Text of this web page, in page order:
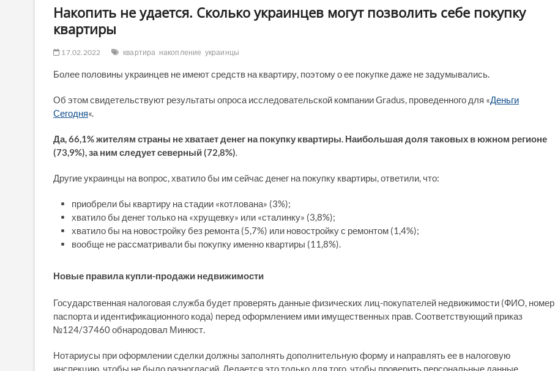
Накопить не удается. Сколько украинцев могут позволить себе покупку
квартиры
17.02.2022 квартира накопление украинцы
Более половины украинцев не имеют средств на квартиру, поэтому о ее покупке даже не задумывались.
Об этом свидетельствуют результаты опроса исследовательской компании Gradus, проведенного для «Деньги
Сегодня«.
Да, 66,1% жителям страны не хватает денег на покупку квартиры. Наибольшая доля таковых в южном регионе
(73,9%), за ним следует северный (72,8%).
Другие украинцы на вопрос, хватило бы им сейчас денег на покупку квартиры, ответили, что:
приобрели бы квартиру на стадии «котлована» (3%);
хватило бы денег только на «хрущевку» или «сталинку» (3,8%);
хватило бы на новостройку без ремонта (5,7%) или новостройку с ремонтом (1,4%);
вообще не рассматривали бы покупку именно квартиры (11,8%).
Новые правила купли-продажи недвижимости
Государственная налоговая служба будет проверять данные физических лиц-покупателей недвижимости (ФИО, номер
паспорта и идентификационного кода) перед оформлением ими имущественных прав. Соответствующий приказ
№124/37460 обнародовал Минюст.
Нотариусы при оформлении сделки должны заполнять дополнительную форму и направлять ее в налоговую
инспекцию, чтобы не было разногласий. Делается это только для того, чтобы проверить персональные данные